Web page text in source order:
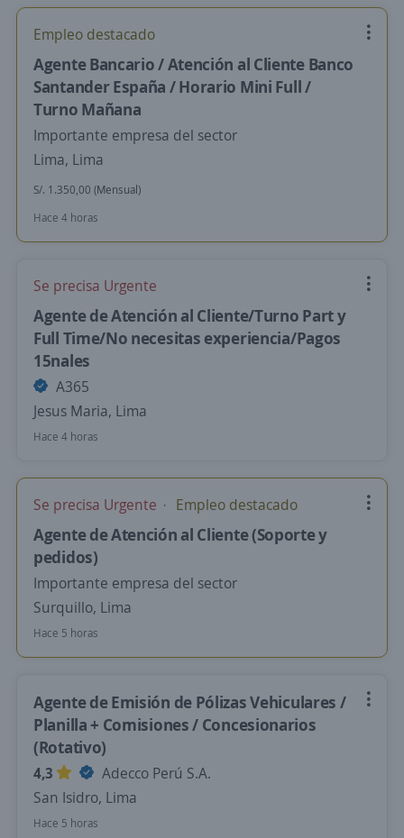
Empleo destacado
Agente Bancario / Atención al Cliente Banco
Santander España / Horario Mini Full /
Turno Mañana
Importante empresa del sector
Lima, Lima
S/. 1.350,00 (Mensual)
Hace 4 horas
Se precisa Urgente
Agente de Atención al Cliente/Turno Part y
Full Time/No necesitas experiencia/Pagos
15nales
A365
Jesus Maria, Lima
Hace 4 horas
Se precisa Urgente Empleo destacado
Agente de Atención al Cliente (Soporte y
pedidos)
Importante empresa del sector
Surquillo, Lima
Hace 5 horas
Agente de Emisión de Pólizas Vehiculares /
Planilla + Comisiones / Concesionarios
(Rotativo)
4,3
Adecco Perú S.A.
San Isidro, Lima
Hace 5 horas